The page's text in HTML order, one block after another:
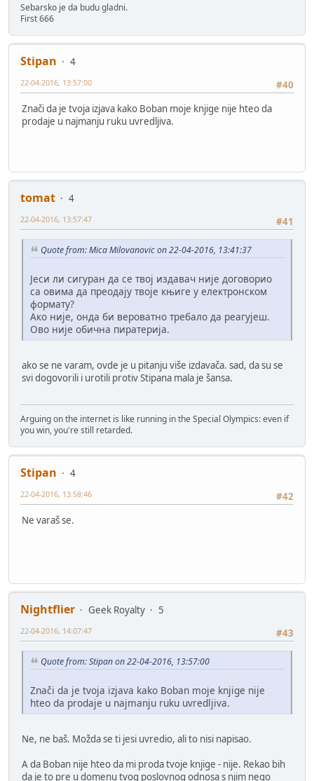
Sebarsko je da budu gladni.
First 666
Stipan
4
#40
22-04-2016, 13:57:00
Znači da je tvoja izjava kako Boban moje knjige nije hteo da
prodaje u najmanju ruku uvredljiva.
tomat
4
#41
22-04-2016, 13:57:47
Quote from: Mica Milovanovic on 22-04-2016, 13:41:37
Јеси ли сигуран да се твој издавач није договорио
са овима да преодају твоје књиге у електронском
формату?
Ако није, онда би вероватно требало да реагујеш.
Ово није обична пиратерија.
ako se ne varam, ovde je u pitanju više izdavača. sad, da su se
svi dogovorili i urotili protiv Stipana mala je šansa.
Arguing on the internet is like running in the Special Olympics: even if
you win, you're still retarded.
Stipan
4
#42
22-04-2016, 13:58:46
Ne varaš se.
Nightflier Geek Royalty
5
#43
22-04-2016, 14:07:47
Quote from: Stipan on 22-04-2016, 13:57:00
Znači da je tvoja izjava kako Boban moje knjige nije
hteo da prodaje u najmanju ruku uvredljiva.
Ne, ne baš. Možda se ti jesi uvredio, ali to nisi napisao.
A da Boban nije hteo da mi proda tvoje knjige - nije. Rekao bih
da je to pre u domenu tvog poslovnog odnosa s njim nego